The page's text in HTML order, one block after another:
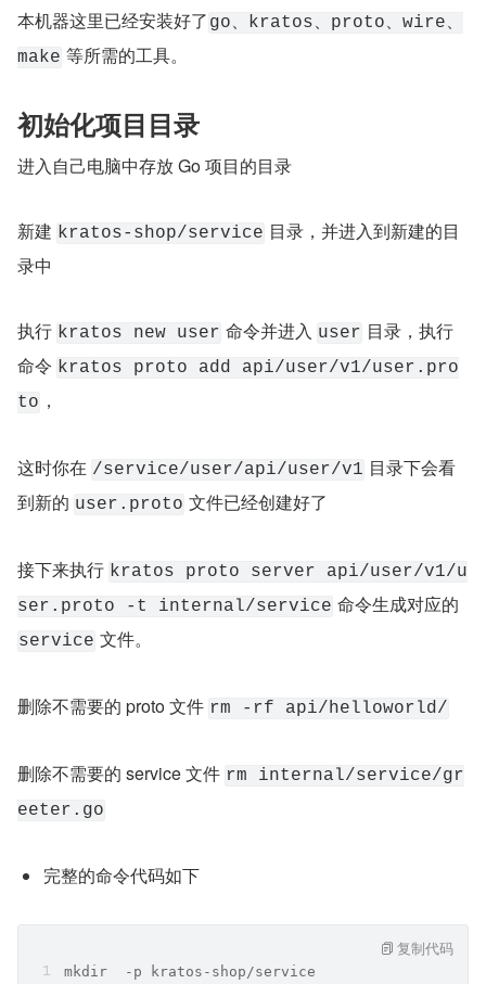
本机器这里已经安装好了 go、kratos、proto、wire、
make 等所需的工具。
初始化项目目录
进入自己电脑中存放 Go 项目的目录
新建 kratos-shop/service 目录，并进入到新建的目
录中
执行 kratos new user 命令并进入 user 目录，执行
命令 kratos proto add api/user/v1/user.pro
to ，
这时你在 /service/user/api/user/v1 目录下会看
到新的 user.proto 文件已经创建好了
接下来执行 kratos proto server api/user/v1/u
ser.proto -t internal/service
service 文件。
删除不需要的 proto 文件 rm -rf api/helloworld/
删除不需要的 service 文件 rm internal/service/gr
eeter.go
完整的命令代码如下
mkdir  -p kratos-shop/service
复制代码